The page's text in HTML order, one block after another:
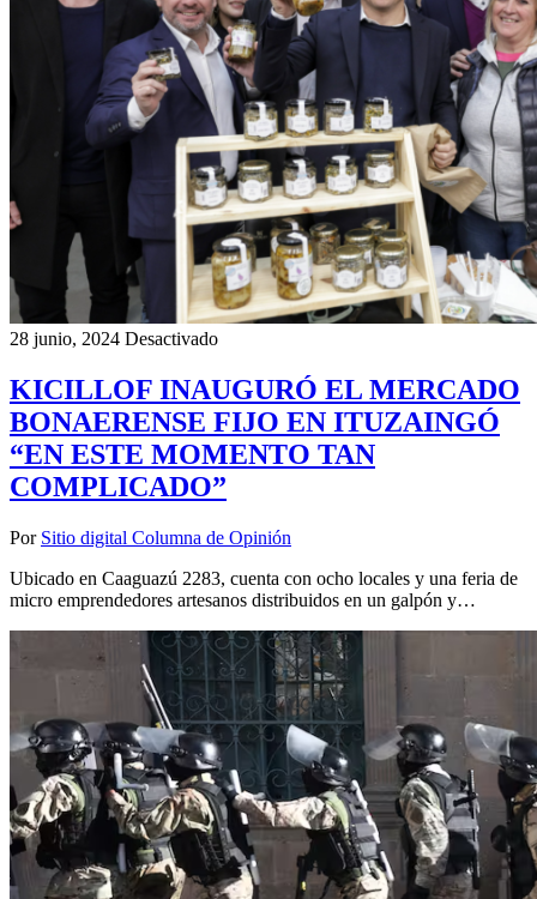
28 junio, 2024 Desactivado
KICILLOF INAUGURÓ EL MERCADO
BONAERENSE FIJO EN ITUZAINGÓ
“EN ESTE MOMENTO TAN
COMPLICADO”
Por Sitio digital Columna de Opinión
Ubicado en Caaguazú 2283, cuenta con ocho locales y una feria de
micro emprendedores artesanos distribuidos en un galpón y…